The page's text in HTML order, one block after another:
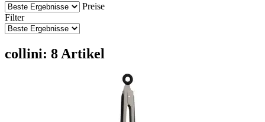
Preise
Filter
collini: 8 Artikel